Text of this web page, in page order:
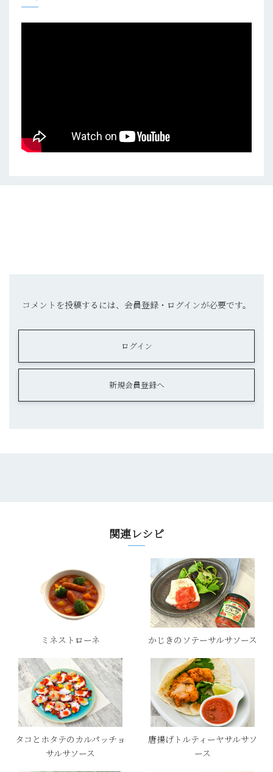
コメントを投稿するには、会員登録・ログインが必要です。
ログイン
新規会員登録へ
関連レシピ
ミネストローネ かじきのソテーサルサソース
タコとホタテのカルパッチョ
サルサソース
唐揚げトルティーヤサルサソ
ース